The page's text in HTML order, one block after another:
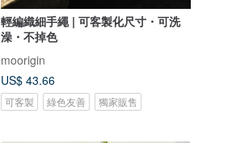
輕編織細手繩 | 可客製化尺寸・可洗
澡・不掉色
moorigin
US$ 43.66
可客製 綠色友善 獨家販售